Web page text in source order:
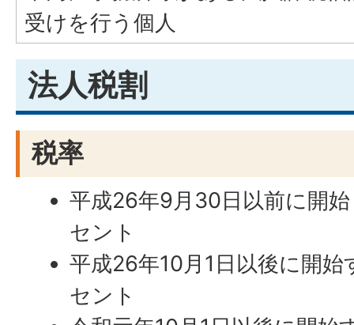
受けを行う個人
法人税割
税率
平成26年9月30日以前に開
セント
平成26年10月1日以後に開始
セント